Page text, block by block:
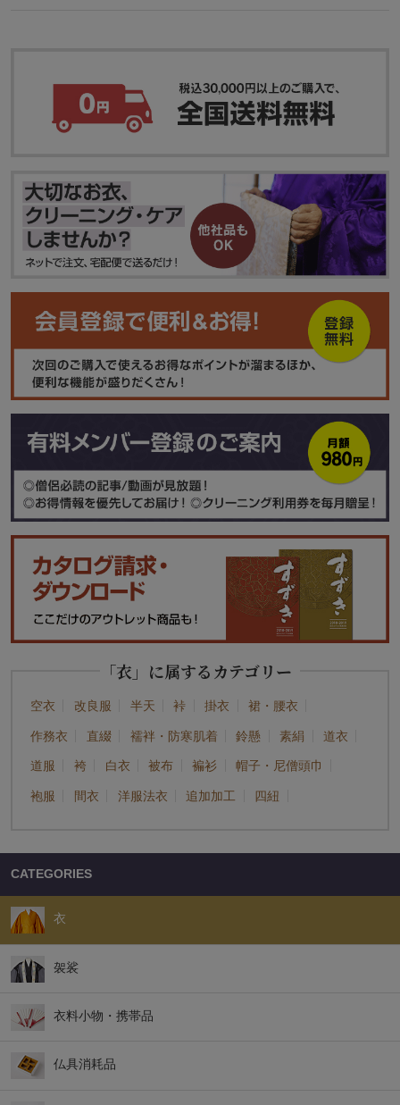
「衣」に属するカテゴリー
空衣 改良服 半天 裃 掛衣 裙・腰衣
作務衣 直綴 襦袢・防寒肌着 鈴懸 素絹 道衣
道服 袴 白衣 被布 褊衫 帽子・尼僧頭巾
袍服 間衣 洋服法衣 追加加工 四紐
CATEGORIES
衣
袈裟
衣料小物・携帯品
仏具消耗品